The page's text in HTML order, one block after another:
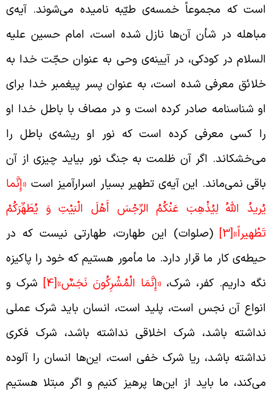
که مجموعاً خمسه‌ی طیّبه نامیده می‌شوند. آیه‌ی
در شأن آن‌ها نازل شده است، امام حسین علیه
در کودکی، در آیینه‌ی وحی به عنوان حجّت خدا به
معرفی شده است، به عنوان پسر پیغمبر خدا برای
شناسنامه صادر کرده است و در مصاف با باطل خدا او
کسی معرفی کرده است که نور او ریشه‌ی باطل را
اگر آن ظلمت به جنگ نور بیاید چیزی از آن
نمی‌ماند. این آیه‌ی تطهیر بسیار اسرارآمیز است«إِنَّما
اللَّهُ لِيُذْهِبَ عَنْكُمُ الرِّجْسَ أَهْلَ الْبَيْتِ وَ يُطَهِّرَكُمْ
[3]
(صلوات) این طهارت، طهارتی نیست که در
کار ما قرار دارد. ما مأمور هستیم که خود را پاکیزه
داریم. کفر، شرک،«إِنَّمَا الْمُشْرِكُونَ نَجَسٌ» [4]
شرک و
آن نجس است، پلید است، انسان باید شرک عملی
باشد، شرک اخلاقی نداشته باشد، شرک فکری
باشد، ریا شرک خفی است، این‌ها انسان را آلوده
ما باید از این‌ها پرهیز کنیم و اگر مبتلا هستیم